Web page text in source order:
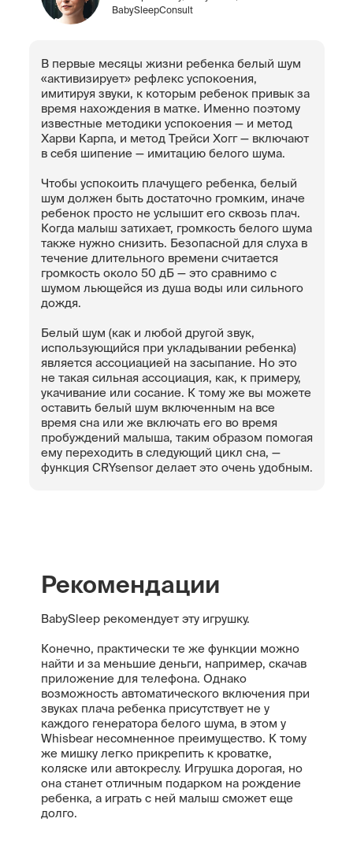
BabySleepConsult
В первые месяцы жизни ребенка белый шум
«активизирует» рефлекс успокоения,
имитируя звуки, к которым ребенок привык за
время нахождения в матке. Именно поэтому
известные методики успокоения — и метод
Харви Карпа, и метод Трейси Хогг — включают
в себя шипение — имитацию белого шума.
Чтобы успокоить плачущего ребенка, белый
шум должен быть достаточно громким, иначе
ребенок просто не услышит его сквозь плач.
Когда малыш затихает, громкость белого шума
также нужно снизить. Безопасной для слуха в
течение длительного времени считается
громкость около 50 дБ — это сравнимо с
шумом льющейся из душа воды или сильного
дождя.
Белый шум (как и любой другой звук,
использующийся при укладывании ребенка)
является ассоциацией на засыпание. Но это
не такая сильная ассоциация, как, к примеру,
укачивание или сосание. К тому же вы можете
оставить белый шум включенным на все
время сна или же включать его во время
пробуждений малыша, таким образом помогая
ему переходить в следующий цикл сна, —
функция CRYsensor делает это очень удобным.
Рекомендации
BabySleep рекомендует эту игрушку.
Конечно, практически те же функции можно
найти и за меньшие деньги, например, скачав
приложение для телефона. Однако
возможность автоматического включения при
звуках плача ребенка присутствует не у
каждого генератора белого шума, в этом у
Whisbear несомненное преимущество. К тому
же мишку легко прикрепить к кроватке,
коляске или автокреслу. Игрушка дорогая, но
она станет отличным подарком на рождение
ребенка, а играть с ней малыш сможет еще
долго.